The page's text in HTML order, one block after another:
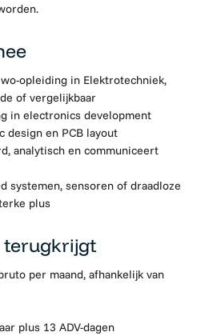
opleiding in Elektrotechniek,
of vergelijkbaar
in electronics development
design en PCB layout
analytisch en communiceert
systemen, sensoren of draadloze
plus
terugkrijgt
per maand, afhankelijk van
plus 13 ADV-dagen